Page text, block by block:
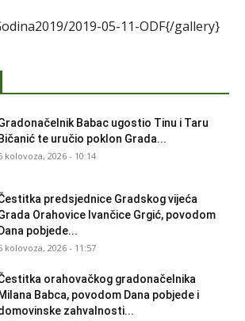
2019-05-11-ODF{/gallery}
Babac ugostio Tinu i Taru
Bičanić te uručio poklon Grada...
kolovoza, 2026 - 10:14
predsjednice Gradskog vijeća
Orahovice Ivančice Grgić, povodom
Dana pobjede...
kolovoza, 2026 - 11:57
orahovačkog gradonačelnika
Milana Babca, povodom Dana pobjede i
zahvalnosti...